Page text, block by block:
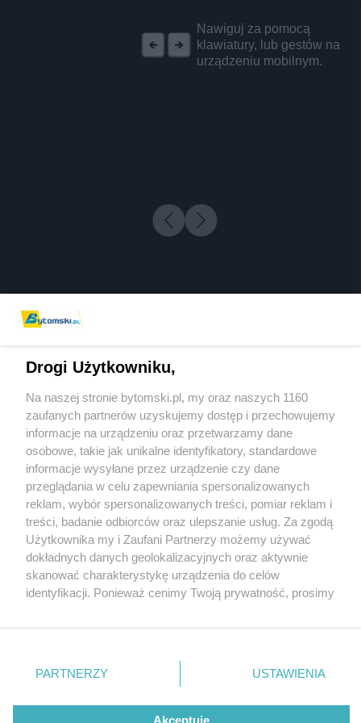
Nawiguj za pomocą
klawiatury, lub gestów na
urządzeniu mobilnym.
2 / 0
Wydawca mediów lokalnych
Nie zapomnij
zapoznać się z:
polityką prywatności regulamin korzystania z portali
Twojemiasto
Piekary Śląskie
Chorzów
Tarnowskie Góry
Gliwice
Skontakuj sięz nami
Kontakt
Wydawca
Pogoda
Drogi Użytkowniku,
Na naszej stronie bytomski.pl, my oraz naszych 1160
zaufanych partnerów uzyskujemy dostęp i przechowujemy
informacje na urządzeniu oraz przetwarzamy dane
osobowe, takie jak unikalne identyfikatory, standardowe
informacje wysyłane przez urządzenie czy dane
przeglądania w celu zapewniania spersonalizowanych
reklam, wybór spersonalizowanych treści, pomiar reklam i
treści, badanie odbiorców oraz ulepszanie usług. Za zgodą
Użytkownika my i Zaufani Partnerzy możemy używać
dokładnych danych geolokalizacyjnych oraz aktywnie
skanować charakterystykę urządzenia do celów
identyfikacji. Ponieważ cenimy Twoją prywatność, prosimy
prywatności znajdujący się w lewym dolnym rogu strony
. Niektóre rodzaje przetwarzania danych nie wymagają
zgody użytkownika, ale masz prawo sprzeciwić się
takiemu przetwarzaniu. Preferencje będą miały
PARTNERZY USTAWIENIA
Akceptuję